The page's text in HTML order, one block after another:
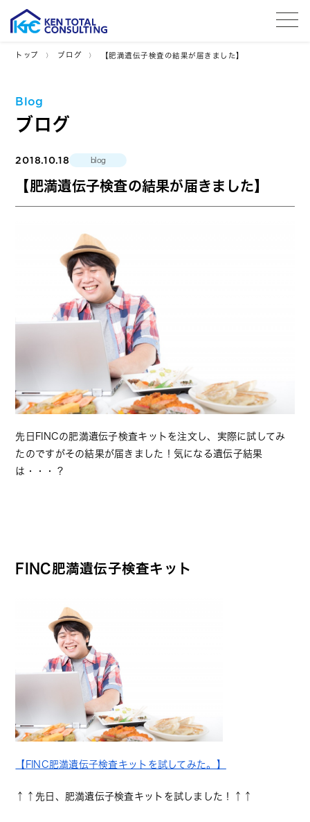
トップ ブログ 【肥満遺伝子検査の結果が届きました】
Blog
ブログ
2018.10.18 blog
【肥満遺伝子検査の結果が届きました】
先日FINCの肥満遺伝子検査キットを注文し、実際に試してみ
たのですがその結果が届きました！気になる遺伝子結果
は・・・？
FINC肥満遺伝子検査キット
【FINC肥満遺伝子検査キットを試してみた。】
↑↑先日、肥満遺伝子検査キットを試しました！↑↑